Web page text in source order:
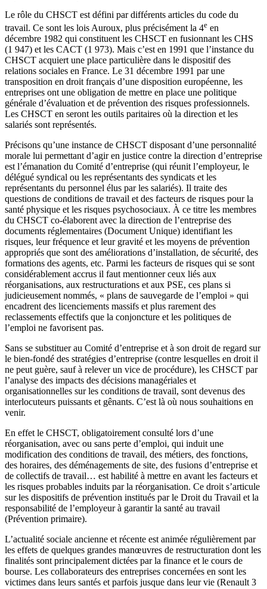
Le rôle du CHSCT est défini par différents articles du code du
travail. Ce sont les lois Auroux, plus précisément la 4e en
décembre 1982 qui constituent les CHSCT en fusionnant les CHS
(1 947) et les CACT (1 973). Mais c’est en 1991 que l’instance du
CHSCT acquiert une place particulière dans le dispositif des
relations sociales en France. Le 31 décembre 1991 par une
transposition en droit français d’une disposition européenne, les
entreprises ont une obligation de mettre en place une politique
générale d’évaluation et de prévention des risques professionnels.
Les CHSCT en seront les outils paritaires où la direction et les
salariés sont représentés.
Précisons qu’une instance de CHSCT disposant d’une personnalité
morale lui permettant d’agir en justice contre la direction d’entreprise
est l’émanation du Comité d’entreprise (qui réunit l’employeur, le
délégué syndical ou les représentants des syndicats et les
représentants du personnel élus par les salariés). Il traite des
questions de conditions de travail et des facteurs de risques pour la
santé physique et les risques psychosociaux. À ce titre les membres
du CHSCT co-élaborent avec la direction de l’entreprise des
documents réglementaires (Document Unique) identifiant les
risques, leur fréquence et leur gravité et les moyens de prévention
appropriés que sont des améliorations d’installation, de sécurité, des
formations des agents, etc. Parmi les facteurs de risques qui se sont
considérablement accrus il faut mentionner ceux liés aux
réorganisations, aux restructurations et aux PSE, ces plans si
judicieusement nommés, « plans de sauvegarde de l’emploi » qui
encadrent des licenciements massifs et plus rarement des
reclassements effectifs que la conjoncture et les politiques de
l’emploi ne favorisent pas.
Sans se substituer au Comité d’entreprise et à son droit de regard sur
le bien-fondé des stratégies d’entreprise (contre lesquelles en droit il
ne peut guère, sauf à relever un vice de procédure), les CHSCT par
l’analyse des impacts des décisions managériales et
organisationnelles sur les conditions de travail, sont devenus des
interlocuteurs puissants et gênants. C’est là où nous souhaitions en
venir.
En effet le CHSCT, obligatoirement consulté lors d’une
réorganisation, avec ou sans perte d’emploi, qui induit une
modification des conditions de travail, des métiers, des fonctions,
des horaires, des déménagements de site, des fusions d’entreprise et
de collectifs de travail… est habilité à mettre en avant les facteurs et
les risques probables induits par la réorganisation. Ce droit s’articule
sur les dispositifs de prévention institués par le Droit du Travail et la
responsabilité de l’employeur à garantir la santé au travail
(Prévention primaire).
L’actualité sociale ancienne et récente est animée régulièrement par
les effets de quelques grandes manœuvres de restructuration dont les
finalités sont principalement dictées par la finance et le cours de
bourse. Les collaborateurs des entreprises concernées en sont les
victimes dans leurs santés et parfois jusque dans leur vie (Renault 3